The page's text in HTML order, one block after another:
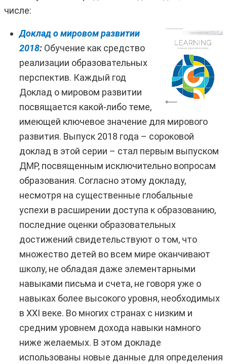
числе:
Доклад о мировом развитии
2018: Обучение как средство
реализации образовательных
перспектив. Каждый год
Доклад о мировом развитии
посвящается какой-либо теме,
имеющей ключевое значение для мирового
развития. Выпуск 2018 года – сороковой
доклад в этой серии – стал первым выпуском
ДМР, посвященным исключительно вопросам
образования. Согласно этому докладу,
несмотря на существенные глобальные
успехи в расширении доступа к образованию,
последние оценки образовательных
достижений свидетельствуют о том, что
множество детей во всем мире оканчивают
школу, не обладая даже элементарными
навыками письма и счета, не говоря уже о
навыках более высокого уровня, необходимых
в XXI веке. Во многих странах с низким и
средним уровнем дохода навыки намного
ниже желаемых. В этом докладе
использованы новые данные для определения